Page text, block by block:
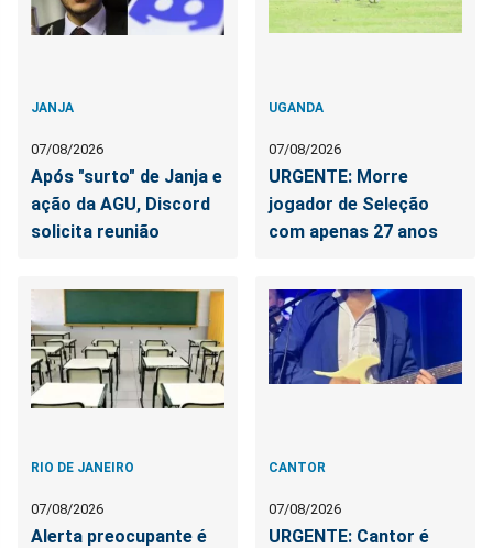
JANJA
07/08/2026
Após "surto" de Janja e
ação da AGU, Discord
solicita reunião
UGANDA
07/08/2026
URGENTE: Morre
jogador de Seleção
com apenas 27 anos
RIO DE JANEIRO
07/08/2026
Alerta preocupante é
CANTOR
07/08/2026
URGENTE: Cantor é